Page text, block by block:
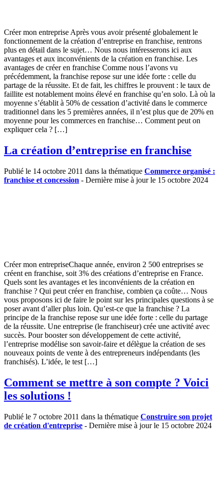
Créer mon entreprise Après vous avoir présenté globalement le
fonctionnement de la création d’entreprise en franchise, rentrons
plus en détail dans le sujet… Nous nous intéresserons ici aux
avantages et aux inconvénients de la création en franchise. Les
avantages de créer en franchise Comme nous l’avons vu
précédemment, la franchise repose sur une idée forte : celle du
partage de la réussite. Et de fait, les chiffres le prouvent : le taux de
faillite est notablement moins élevé en franchise qu’en solo. Là où la
moyenne s’établit à 50% de cessation d’activité dans le commerce
traditionnel dans les 5 premières années, il n’est plus que de 20% en
moyenne pour les commerces en franchise… Comment peut on
expliquer cela ? […]
La création d’entreprise en franchise
Publié le 14 octobre 2011 dans la thématique Commerce organisé :
franchise et concession - Dernière mise à jour le 15 octobre 2024
Créer mon entrepriseChaque année, environ 2 500 entreprises se
créent en franchise, soit 3% des créations d’entreprise en France.
Quels sont les avantages et les inconvénients de la création en
franchise ? Qui peut créer en franchise, combien ça coûte… Nous
vous proposons ici de faire le point sur les principales questions à se
poser avant d’aller plus loin. Qu’est-ce que la franchise ? La
principe de la franchise repose sur une idée forte : celle du partage
de la réussite. Une entreprise (le franchiseur) crée une activité avec
succès. Pour booster son développement de cette activité,
l’entreprise modélise son savoir-faire et délègue la création de ses
nouveaux points de vente à des entrepreneurs indépendants (les
franchisés). L’idée, le test […]
Comment se mettre à son compte ? Voici
les solutions !
Publié le 7 octobre 2011 dans la thématique Construire son projet
de création d'entreprise - Dernière mise à jour le 15 octobre 2024